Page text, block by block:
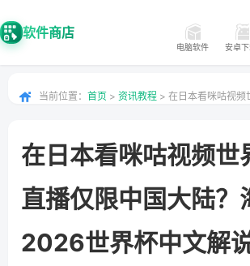
软件商店
电脑软件 安卓
当前位置： 首页 > 资讯教程 > 在日本看咪咕视频
在日本看咪咕视频世
直播仅限中国大陆？
2026世界杯中文解